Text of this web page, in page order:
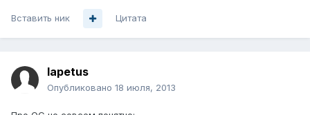
Вставить ник Цитата
Iapetus
Опубликовано 18 июля, 2013